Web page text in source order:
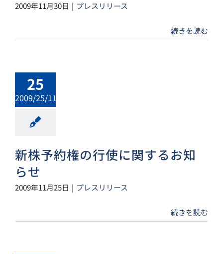
2009年11月30日 | プレスリリース
続きを読む
25
2009/25/11
新株予約権の行使に関するお知
らせ
2009年11月25日 | プレスリリース
続きを読む